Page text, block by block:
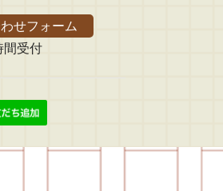
せフォーム
間受付